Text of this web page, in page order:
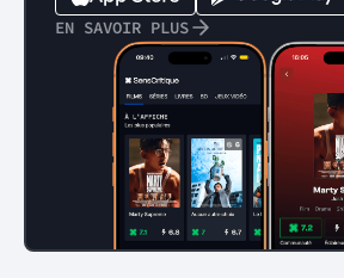
EN SAVOIR PLUS